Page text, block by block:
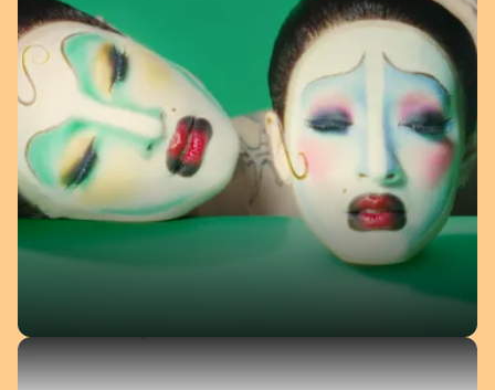
COLLECTIEPRESENTATIE